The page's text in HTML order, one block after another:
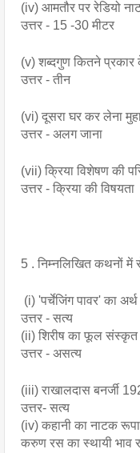
(iv) आमतौर पर रेडियो
उत्तर - 15 -30 मीटर
(v) शब्दगुण कितने प्रकार
उत्तर - तीन
(vi) दूसरा घर कर लेना
उत्तर - अलग जाना
(vii) क्रिया विशेषण की
उत्तर - क्रिया की विषयता
5 . निम्नलिखित कथनों
(i) 'पर्चेजिंग पावर' का
उत्तर - सत्य
(ii) शिरीष का फूल संस्कृत
उत्तर - असत्य
(iii) राखालदास बनर्जी
उत्तर- सत्य
(iv) कहानी का नाटक
करुण रस का स्थायी भाव